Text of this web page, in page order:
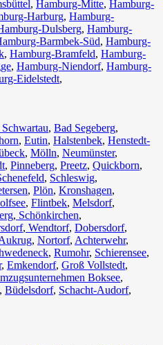
, Hamburg-Mitte, Hamburg-
Harburg, Hamburg-
Dulsberg, Hamburg-
Barmbek-Süd, Hamburg-
, Hamburg-Bramfeld, Hamburg-
, Hamburg-Niendorf, Hamburg-
Eidelstedt,
, Bad Segeberg,
, Eutin, Halstenbek, Henstedt-
, Mölln, Neumünster,
, Pinneberg, Preetz, Quickborn,
, Schleswig,
, Plön, Kronshagen,
, Flintbek, Melsdorf,
, Schönkirchen,
, Wendtorf, Dobersdorf,
, Nortorf, Achterwehr,
, Rumohr, Schierensee,
, Emkendorf, Groß Vollstedt,
Boksee,
, Büdelsdorf, Schacht-Audorf,